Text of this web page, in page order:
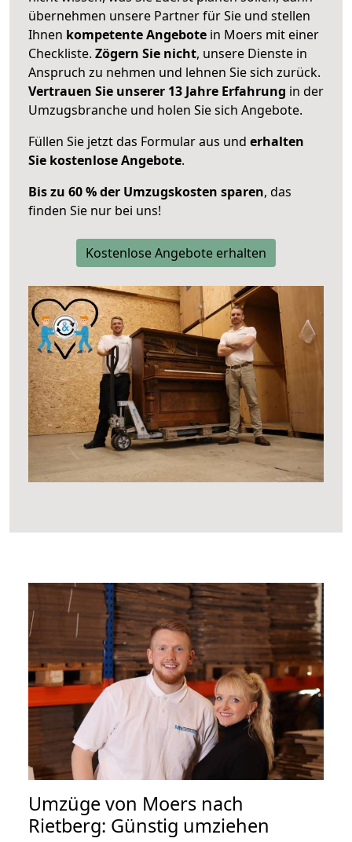
übernehmen unsere Partner für Sie und stellen
Ihnen kompetente Angebote in Moers mit einer
Checkliste. Zögern Sie nicht, unsere Dienste in
Anspruch zu nehmen und lehnen Sie sich zurück.
Vertrauen Sie unserer 13 Jahre Erfahrung in der
Umzugsbranche und holen Sie sich Angebote.
Füllen Sie jetzt das Formular aus und erhalten
Sie kostenlose Angebote.
Bis zu 60 % der Umzugskosten sparen, das
finden Sie nur bei uns!
Kostenlose Angebote erhalten
Umzüge von Moers nach
Rietberg: Günstig umziehen